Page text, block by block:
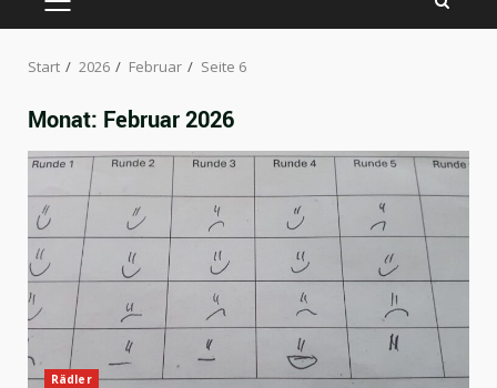
PRIMÄRES
Start 2026 Februar Seite 6
Monat: Februar 2026
Rädler